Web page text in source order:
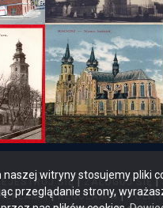
SIĘ |ZALOGUJ SIĘ |
|REGULAMIN |
naszej witryny stosujemy pliki
przeglądanie strony,